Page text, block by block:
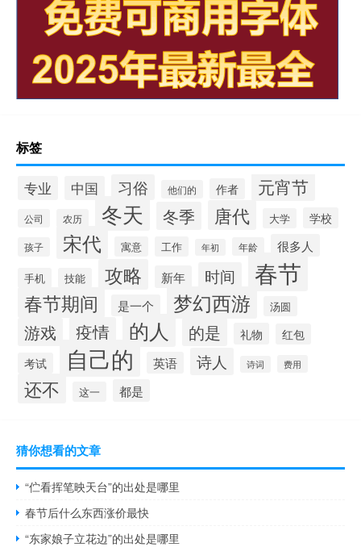
标签
专业 中国 习俗 他们的 作者 元宵节
公司 农历 冬天 冬季 唐代 大学 学校
孩子 宋代 寓意 工作 年初 年龄 很多人
手机 技能 攻略 新年 时间 春节
春节期间 是一个 梦幻西游 汤圆
游戏 疫情 的人 的是 礼物
红包
考试
自己的 英语 诗人 诗词 费用
还不 这一 都是
猜你想看的文章
“伫看挥笔映天台”的出处是哪里
春节后什么东西涨价最快
“东家娘子立花边”的出处是哪里